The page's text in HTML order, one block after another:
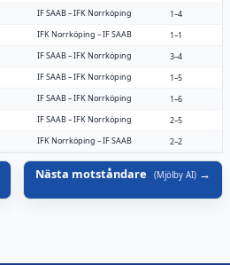
IF SAAB–IFK Norrköping
1–4
IFK Norrköping –IF SAAB
1–1
IF SAAB–IFK Norrköping
3–4
IF SAAB–IFK Norrköping
1–5
IF SAAB–IFK Norrköping
1–6
IF SAAB–IFK Norrköping
2–5
IFK Norrköping –IF SAAB 2–2
Nästa motståndare (Mjölby AI)